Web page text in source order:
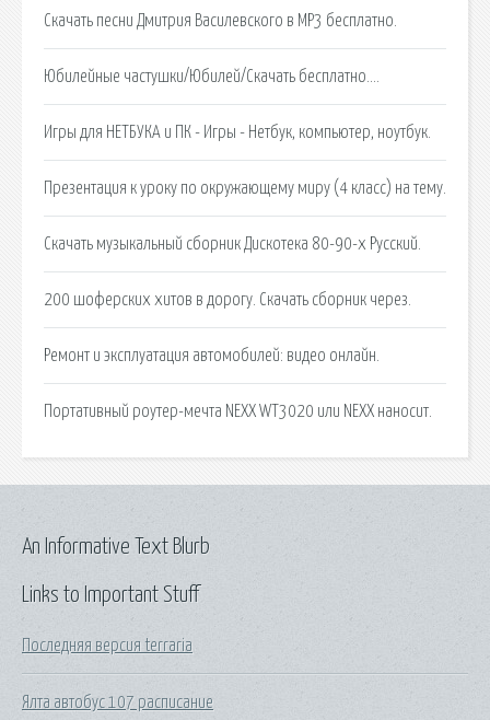
Скачать песни Дмитрия Василевского в MP3 бесплатно.
Юбилейные частушки/Юбилей/Скачать бесплатно….
Игры для НЕТБУКА и ПК - Игры - Нетбук, компьютер, ноутбук.
Презентация к уроку по окружающему миру (4 класс) на тему.
Скачать музыкальный сборник Дискотека 80-90-х Русский.
200 шоферских хитов в дорогу. Скачать сборник через.
Ремонт и эксплуатация автомобилей: видео онлайн.
Портативный роутер-мечта NEXX WT3020 или NEXX наносит.
Links to Important Stuff
Последняя версия terraria
Ялта автобус 107 расписание
An Informative Text Blurb